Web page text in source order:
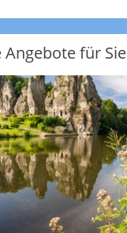
für Sie